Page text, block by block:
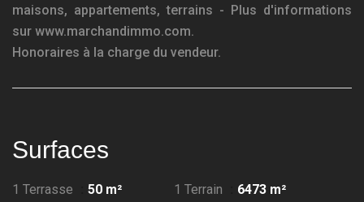
maisons, appartements, terrains - Plus d'informations
sur www.marchandimmo.com.
Honoraires à la charge du vendeur.
Surfaces
1 Terrasse 50 m² 1 Terrain
6473 m²